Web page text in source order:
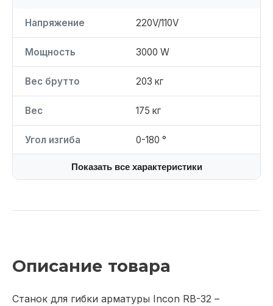
Напряжение 220V/110V
Мощность 3000 W
Вес брутто 203 кг
Вес 175 кг
Угол изгиба 0-180 °
Показать все характеристики
Описание товара
Станок для гибки арматуры Incon RB-32 –